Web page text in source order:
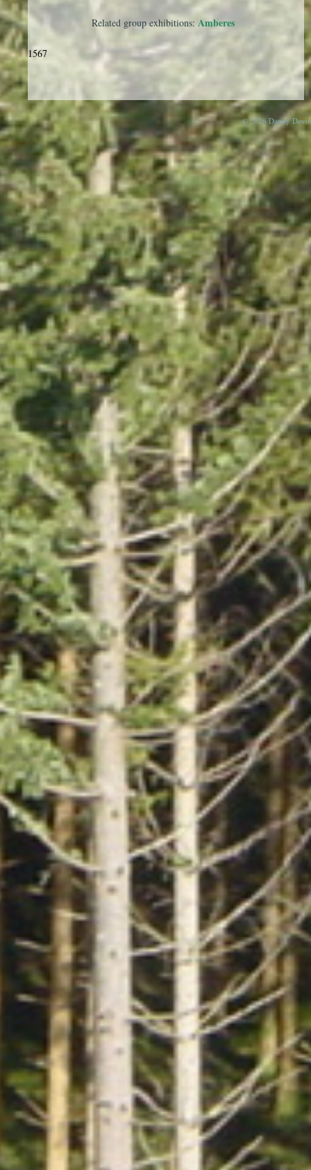
Related group exhibitions: Amberes
1567
© 2026 Danny